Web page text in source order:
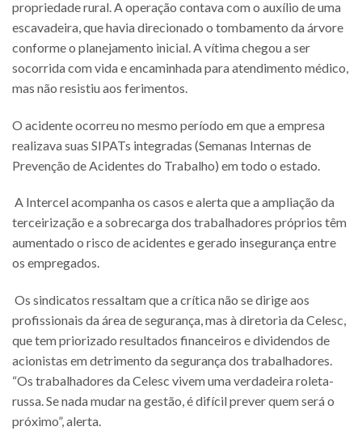
propriedade rural. A operação contava com o auxílio de uma
escavadeira, que havia direcionado o tombamento da árvore
conforme o planejamento inicial. A vítima chegou a ser
socorrida com vida e encaminhada para atendimento médico,
mas não resistiu aos ferimentos.
O acidente ocorreu no mesmo período em que a empresa
realizava suas SIPATs integradas (Semanas Internas de
Prevenção de Acidentes do Trabalho) em todo o estado.
A Intercel acompanha os casos e alerta que a ampliação da
terceirização e a sobrecarga dos trabalhadores próprios têm
aumentado o risco de acidentes e gerado insegurança entre
os empregados.
Os sindicatos ressaltam que a crítica não se dirige aos
profissionais da área de segurança, mas à diretoria da Celesc,
que tem priorizado resultados financeiros e dividendos de
acionistas em detrimento da segurança dos trabalhadores.
“Os trabalhadores da Celesc vivem uma verdadeira roleta-
russa. Se nada mudar na gestão, é difícil prever quem será o
próximo”, alerta.